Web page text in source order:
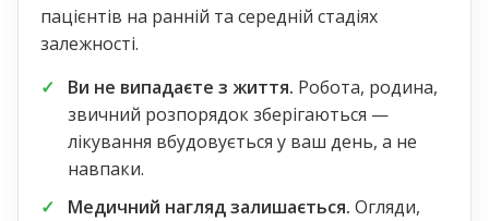
пацієнтів на ранній та середній стадіях
залежності.
Ви не випадаєте з життя. Робота, родина,
звичний розпорядок зберігаються —
лікування вбудовується у ваш день, а не
навпаки.
Медичний нагляд залишається. Огляди,